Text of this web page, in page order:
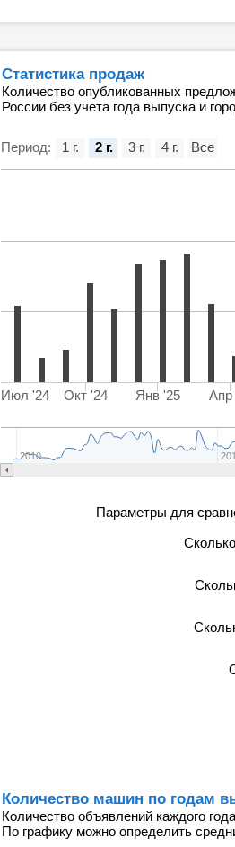
Статистика продаж
Количество опубликованных
России без учета года выпуска и
Период:
Июл '24 Окт '24 Янв '25 Апр
2010
1 г. 2 г. 3 г. 4 г. Все
Параметры для
Количество машин по годам
Количество объявлений каждого
По графику можно определить